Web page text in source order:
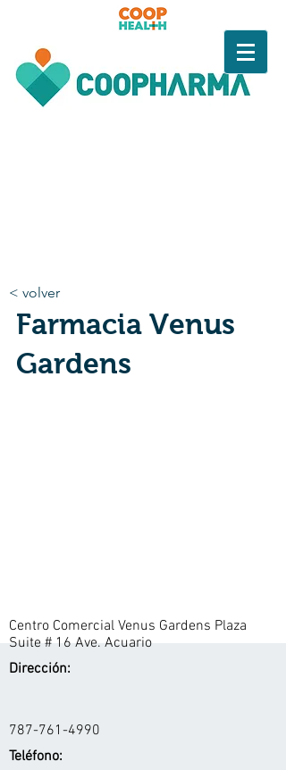
< volver
Farmacia Venus
Gardens
Centro Comercial Venus Gardens Plaza
Suite # 16 Ave. Acuario
Dirección:
787-761-4990
Teléfono: